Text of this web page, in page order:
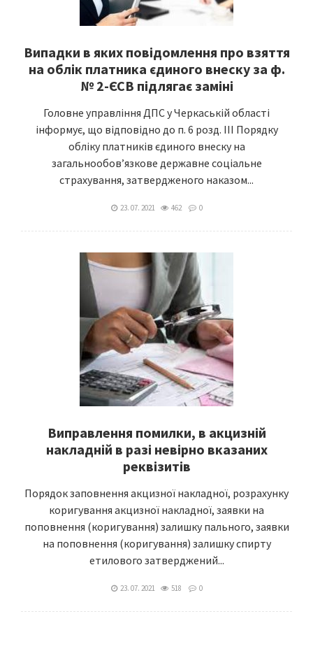
Випадки в яких повідомлення про взяття
на облік платника єдиного внеску за ф.
№ 2-ЄСВ підлягає заміні
Головне управління ДПС у Черкаській області
інформує, що відповідно до п. 6 розд. ІІІ Порядку
обліку платників єдиного внеску на
загальнообов’язкове державне соціальне
страхування, затвердженого наказом...
23. 07. 2021 462 0
Виправлення помилки, в акцизній
накладній в разі невірно вказаних
реквізитів
Порядок заповнення акцизної накладної, розрахунку
коригування акцизної накладної, заявки на
поповнення (коригування) залишку пального, заявки
на поповнення (коригування) залишку спирту
етилового затверджений...
23. 07. 2021 518 0